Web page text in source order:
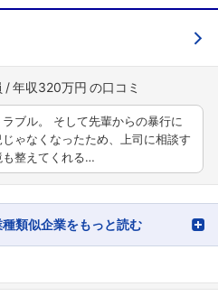
年収320万円
ブル。 そして先輩からの暴行に
ゃなくなったため、上司に相談す
も整えてくれる…
類似企業をもっと読む